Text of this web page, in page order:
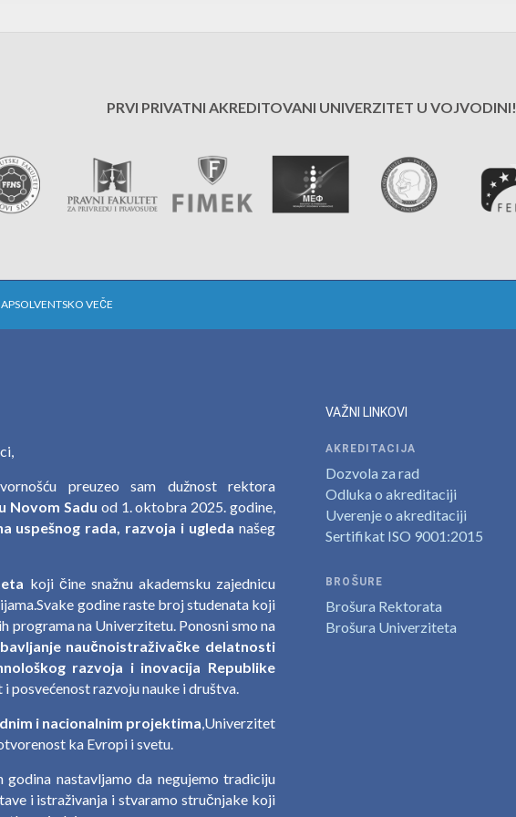
PRVI PRIVATNI AKREDITOVANI UNIVERZITET U VOJVODINI!
APSOLVENTSKO VEČE
preuzeo sam dužnost rektora
Novom Sadu od 1. oktobra 2025. godine,
uspešnog rada, razvoja i ugleda našeg
koji čine snažnu akademsku zajednicu
godine raste broj studenata koji
programa na Univerzitetu. Ponosni smo na
naučnoistraživačke delatnosti
razvoja i inovacija Republike
posvećenost razvoju nauke i društva.
i nacionalnim projektima,Univerzitet
ka Evropi i svetu.
nastavljamo da negujemo tradiciju
i istraživanja i stvaramo stručnjake koji
VAŽNI LINKOVI
AKREDITACIJA
Dozvola za rad
Odluka o akreditaciji
Uverenje o akreditaciji
Sertifikat ISO 9001:2015
BROŠURE
Brošura Rektorata
Brošura Univerziteta